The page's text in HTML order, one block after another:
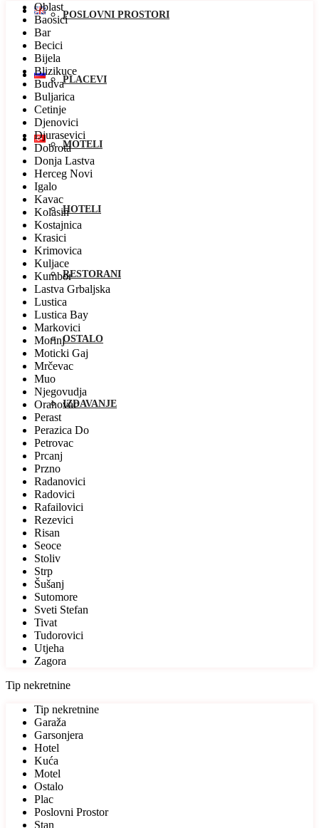
POSLOVNI PROSTORI
PLACEVI
MOTELI
HOTELI
RESTORANI
OSTALO
IZDAVANJE
Oblast
Baosici
Bar
Becici
Bijela
Blizikuce
Budva
Buljarica
Cetinje
Djenovici
Djurasevici
Dobrota
Donja Lastva
Herceg Novi
Igalo
Kavac
Kolasin
Kostajnica
Krasici
Krimovica
Kuljace
Kumbor
Lastva Grbaljska
Lustica
Lustica Bay
Markovici
Morinj
Moticki Gaj
Mrčevac
Muo
Njegovudja
Orahovac
Perast
Perazica Do
Petrovac
Prcanj
Przno
Radanovici
Radovici
Rafailovici
Rezevici
Risan
Seoce
Stoliv
Strp
Šušanj
Sutomore
Sveti Stefan
Tivat
Tudorovici
Utjeha
Zagora
Tip nekretnine
Tip nekretnine
Garaža
Garsonjera
Hotel
Kuća
Motel
Ostalo
Plac
Poslovni Prostor
Stan